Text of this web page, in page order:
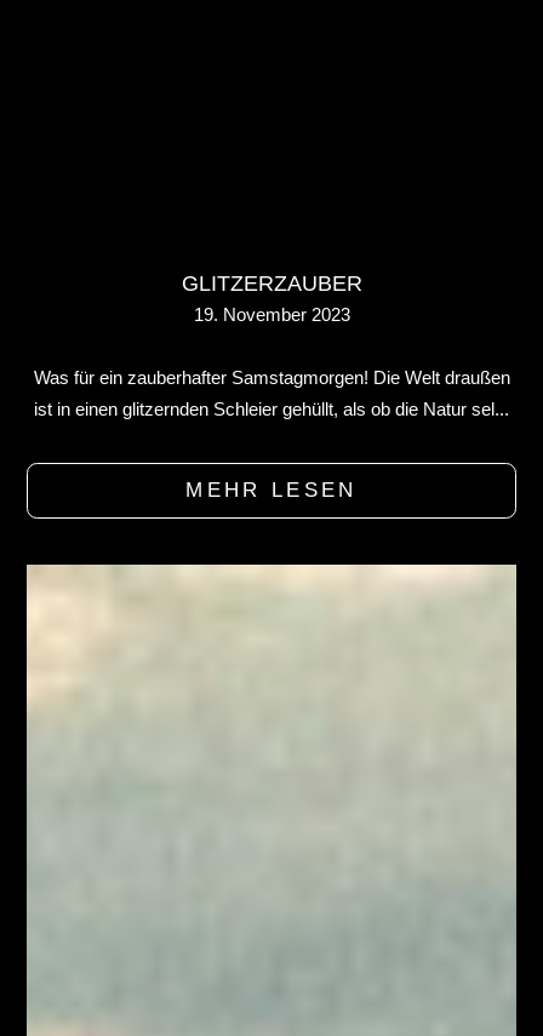
GLITZERZAUBER
19. November 2023
Was für ein zauberhafter Samstagmorgen! Die Welt draußen
ist in einen glitzernden Schleier gehüllt, als ob die Natur sel...
MEHR LESEN